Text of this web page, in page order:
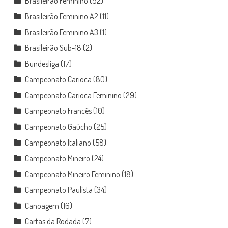
Brasileirão Feminino A2(11)
Brasileirão Feminino A3 (1)
Brasileirão Sub-18 (2)
Bundesliga (17)
Campeonato Carioca (80)
Campeonato Carioca Feminino (29)
Campeonato Francês(10)
Campeonato Gaúcho (25)
Campeonato Italiano (58)
Campeonato Mineiro (24)
Campeonato Mineiro Feminino (18)
Campeonato Paulista (34)
Canoagem (16)
Cartas da Rodada (7)